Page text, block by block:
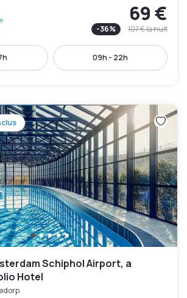
69 €
-36% 107 €la nuit
09h - 22h
Schiphol Airport, a
Hotel